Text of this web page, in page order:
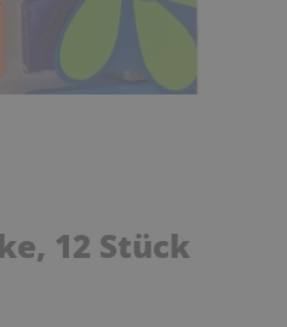
12 Stück